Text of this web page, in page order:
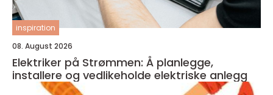
inspiration
08. August 2026
Elektriker på Strømmen: Å planlegge,
installere og vedlikeholde elektriske anlegg